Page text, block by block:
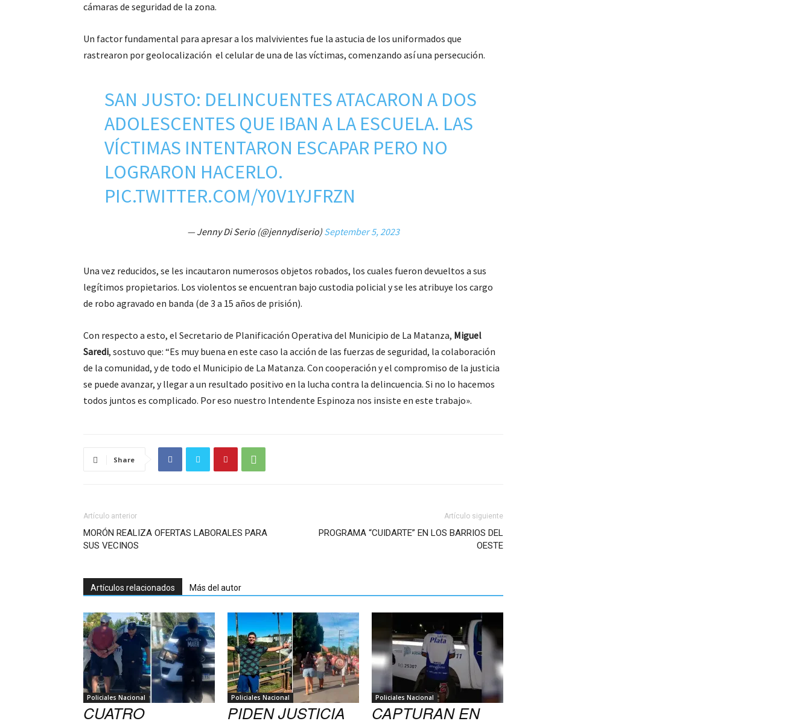
cámaras de seguridad de la zona.
Un factor fundamental para apresar a los malvivientes fue la astucia de los uniformados que
rastrearon por geolocalización el celular de una de las víctimas, comenzando así una persecución.
SAN JUSTO: DELINCUENTES ATACARON A DOS
ADOLESCENTES QUE IBAN A LA ESCUELA. LAS
VÍCTIMAS INTENTARON ESCAPAR PERO NO
LOGRARON HACERLO.
PIC.TWITTER.COM/Y0V1YJFRZN
— Jenny Di Serio (@jennydiserio) September 5, 2023
Una vez reducidos, se les incautaron numerosos objetos robados, los cuales fueron devueltos a sus
legítimos propietarios. Los violentos se encuentran bajo custodia policial y se les atribuye los cargo
de robo agravado en banda (de 3 a 15 años de prisión).
Con respecto a esto, el Secretario de Planificación Operativa del Municipio de La Matanza, Miguel
Saredi, sostuvo que: “Es muy buena en este caso la acción de las fuerzas de seguridad, la colaboración
de la comunidad, y de todo el Municipio de La Matanza. Con cooperación y el compromiso de la justicia
se puede avanzar, y llegar a un resultado positivo en la lucha contra la delincuencia. Si no lo hacemos
todos juntos es complicado. Por eso nuestro Intendente Espinoza nos insiste en este trabajo».
Share
Artículo anterior
MORÓN REALIZA OFERTAS LABORALES PARA
SUS VECINOS
Artículo siguiente
PROGRAMA “CUIDARTE” EN LOS BARRIOS DEL
OESTE
Artículos relacionados Más del autor
Policiales Nacional
CUATRO
Policiales Nacional
PIDEN JUSTICIA
Policiales Nacional
CAPTURAN EN